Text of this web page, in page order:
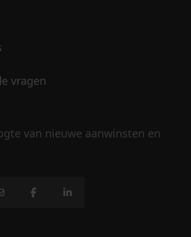
vragen
van nieuwe aanwinsten en